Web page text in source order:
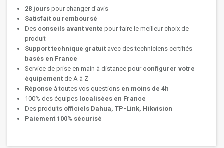
28 jours pour changer d'avis
Satisfait ou remboursé
Des conseils avant vente pour faire le meilleur choix de
produit
Support technique gratuit avec des techniciens certifiés
basés en France
Service de prise en main à distance pour configurer votre
équipement de A à Z
Réponse à toutes vos questions en moins de 4h
100% des équipes localisées en France
Des produits officiels Dahua, TP-Link, Hikvision
Paiement 100% sécurisé